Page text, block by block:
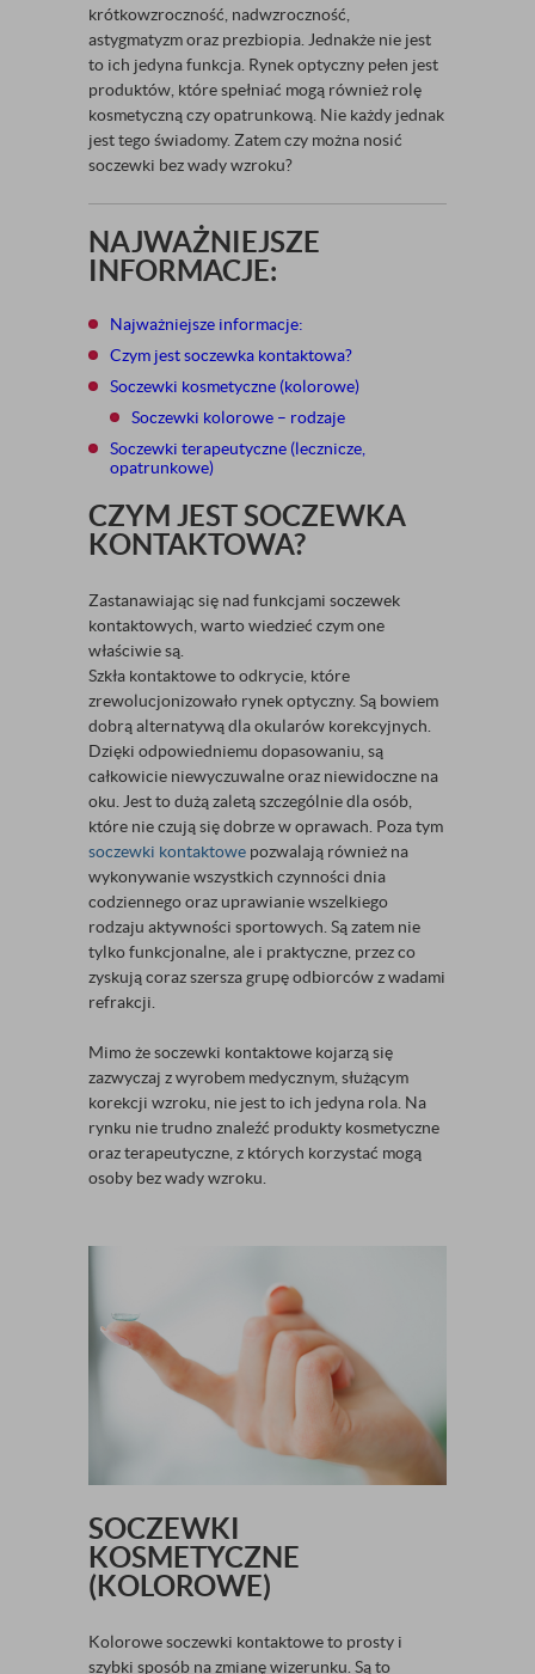
krótkowzroczność, nadwzroczność,
astygmatyzm oraz prezbiopia. Jednakże nie jest
to ich jedyna funkcja. Rynek optyczny pełen jest
produktów, które spełniać mogą również rolę
kosmetyczną czy opatrunkową. Nie każdy jednak
jest tego świadomy. Zatem czy można nosić
soczewki bez wady wzroku?
NAJWAŻNIEJSZE
INFORMACJE:
Najważniejsze informacje:
Czym jest soczewka kontaktowa?
Soczewki kosmetyczne (kolorowe)
Soczewki kolorowe – rodzaje
Soczewki terapeutyczne (lecznicze,
opatrunkowe)
CZYM JEST SOCZEWKA
KONTAKTOWA?
Zastanawiając się nad funkcjami soczewek
kontaktowych, warto wiedzieć czym one
właściwie są.
Szkła kontaktowe to odkrycie, które
zrewolucjonizowało rynek optyczny. Są bowiem
dobrą alternatywą dla okularów korekcyjnych.
Dzięki odpowiedniemu dopasowaniu, są
całkowicie niewyczuwalne oraz niewidoczne na
oku. Jest to dużą zaletą szczególnie dla osób,
które nie czują się dobrze w oprawach. Poza tym
soczewki kontaktowe pozwalają również na
wykonywanie wszystkich czynności dnia
codziennego oraz uprawianie wszelkiego
rodzaju aktywności sportowych. Są zatem nie
tylko funkcjonalne, ale i praktyczne, przez co
zyskują coraz szersza grupę odbiorców z wadami
refrakcji.
Mimo że soczewki kontaktowe kojarzą się
zazwyczaj z wyrobem medycznym, służącym
korekcji wzroku, nie jest to ich jedyna rola. Na
rynku nie trudno znaleźć produkty kosmetyczne
oraz terapeutyczne, z których korzystać mogą
osoby bez wady wzroku.
SOCZEWKI
KOSMETYCZNE
(KOLOROWE)
Kolorowe soczewki kontaktowe to prosty i
szybki sposób na zmianę wizerunku. Są to